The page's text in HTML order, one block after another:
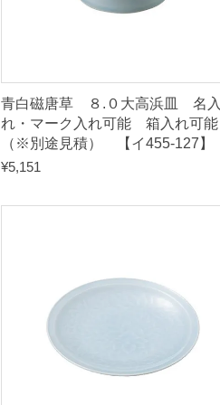
【
イ
0
q
青白磁唐草 ８.０大高浜皿 名入
れ・マーク入れ可能 箱入れ可能
（※別途見積） 【イ455-127】
¥5,151